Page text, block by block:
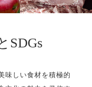
SDGs
味しい食材を積極的